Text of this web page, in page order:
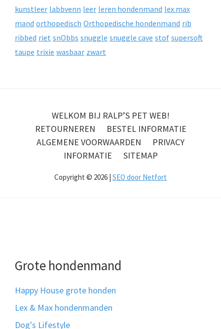
kunstleer labbvenn leer leren hondenmand lex max
mand orthopedisch Orthopedische hondenmand rib
ribbed riet snObbs snuggle snuggle cave stof supersoft
taupe trixie wasbaar zwart
WELKOM BIJ RALP’S PET WEB!
RETOURNEREN
BESTEL INFORMATIE
ALGEMENE VOORWAARDEN
PRIVACY
INFORMATIE
SITEMAP
Copyright © 2026 | SEO door Netfort
Grote hondenmand
Happy House grote honden
Lex & Max hondenmanden
Dog's Lifestyle